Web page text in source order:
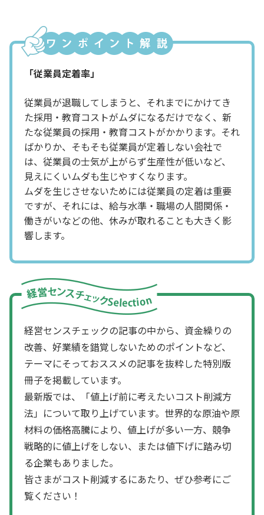
「従業員定着率」
従業員が退職してしまうと、それまでにかけてき
た採用・教育コストがムダになるだけでなく、新
たな従業員の採用・教育コストがかかります。それ
ばかりか、そもそも従業員が定着しない会社で
は、従業員の士気が上がらず生産性が低いなど、
見えにくいムダも生じやすくなります。
ムダを生じさせないためには従業員の定着は重要
ですが、それには、給与水準・職場の人間関係・
働きがいなどの他、休みが取れることも大きく影
響します。
経営センスチェックの記事の中から、資金繰りの
改善、好業績を錯覚しないためのポイントなど、
テーマにそっておススメの記事を抜粋した特別版
冊子を掲載しています。
最新版では、「値上げ前に考えたいコスト削減方
法」について取り上げています。世界的な原油や原
材料の価格高騰により、値上げが多い一方、競争
戦略的に値上げをしない、または値下げに踏み切
る企業もありました。
皆さまがコスト削減するにあたり、ぜひ参考にご
覧ください！